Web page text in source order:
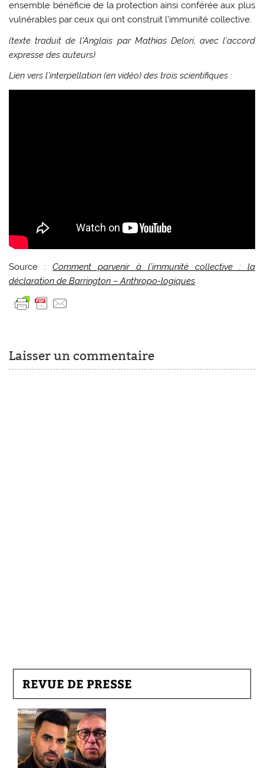
ensemble bénéficie de la protection ainsi conférée aux plus
vulnérables par ceux qui ont construit l’immunité collective.
(texte traduit de l’Anglais par Mathias Delori, avec l’accord
expresse des auteurs)
Lien vers l’interpellation (en vidéo) des trois scientifiques :
Source :Comment parvenir à l’immunité collective : la
déclaration de Barrington – Anthropo-logiques
Laisser un commentaire
REVUE DE PRESSE